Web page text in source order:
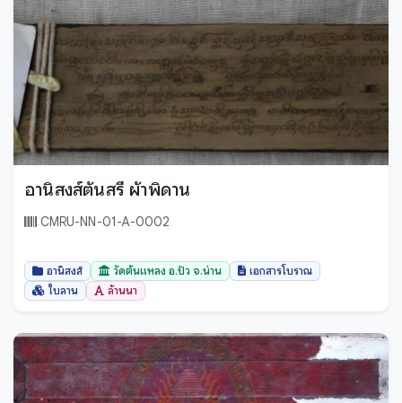
อานิสงส์ต้นสรี ผ้าพิดาน
CMRU-NN-01-A-0002
อานิสงส์ วัดต้นแหลง อ.ปัว จ.น่าน
เอกสารโบราณ
ใบลาน
ล้านนา